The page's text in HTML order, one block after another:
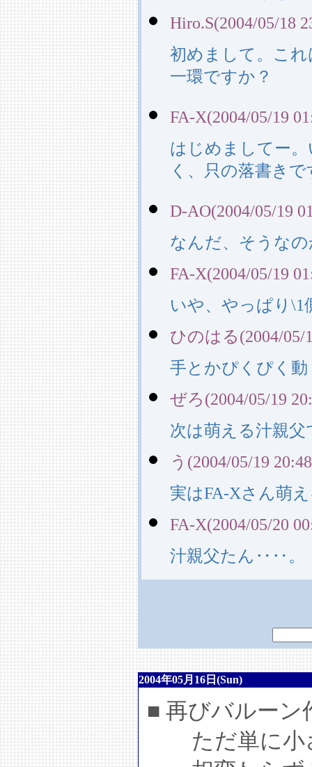
Hiro.S(2004/05/18
初めまして。こ
一環ですか？
FA-X(2004/05/19
はじめましてー
く、只の落書き
D-AO(2004/05/19
なんだ、そうな
FA-X(2004/05/19
いや、やっぱり
ひのはる(2004/05/
手とかぴくぴく
ぜろ(2004/05/19
次は萌える汁親父
う(2004/05/19
実はFA-Xさん萌
FA-X(2004/05/20
汁親父たん‥‥。
2004年05月16日(Sun)
■ 再びバルー
ただ単に小